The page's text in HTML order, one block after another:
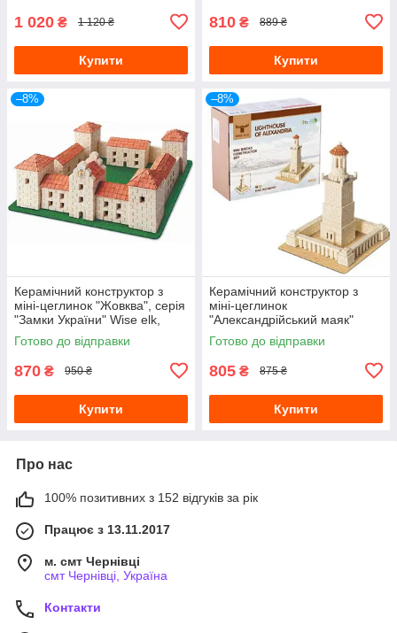
1 020 ₴ 1 120 ₴
Купити
810 ₴ 889 ₴
Купити
–8%
Керамічний конструктор з
міні-цеглинок "Жовква", серія
"Замки України" Wise elk,
70316
Готово до відправки
870 ₴ 950 ₴
Купити
–8%
Керамічний конструктор з
міні-цеглинок
"Александрійський маяк"
Wise elk, 70323
Готово до відправки
805 ₴ 875 ₴
Купити
Про нас
100% позитивних з 152 відгуків за рік
Працює з 13.11.2017
м. смт Чернівці
смт Чернівці, Україна
Контакти